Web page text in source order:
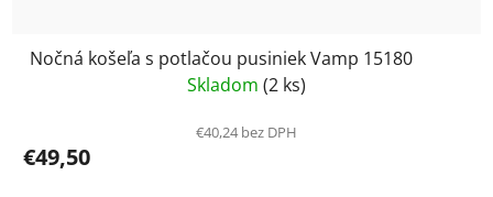
Nočná košeľa s potlačou pusiniek Vamp 15180
Skladom (2 ks)
€40,24 bez DPH
€49,50